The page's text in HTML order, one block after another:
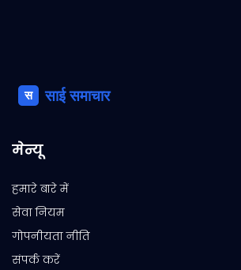
मेन्यू
हमारे बारे में
सेवा नियम
गोपनीयता नीति
संपर्क करें